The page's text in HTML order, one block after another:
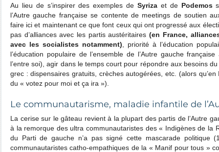
Au lieu de s’inspirer des exemples de Syriza et de Podemos
l’Autre gauche française se contente de meetings de soutien
faire ici et maintenant ce que font ceux qui ont progressé aux
pas d’alliances avec les partis austéritaires(en France,
avec les socialistes notamment) , priorité à l’éducation
l’éducation populaire de l’ensemble de l’Autre gauche
l’entre soi), agir dans le temps court pour répondre aux besoins
grec : dispensaires gratuits, crèches autogérées, etc. (alors
du « votez pour moi et ça ira »).
Le communautarisme, maladie infantile de
La cerise sur le gâteau revient à la plupart des partis de l’Autre
à la remorque des ultra communautaristes des « Indigènes de la
du Parti de gauche n’a pas signé cette mascarade politique
communautaristes catho-empathiques de la « Manif pour tous »